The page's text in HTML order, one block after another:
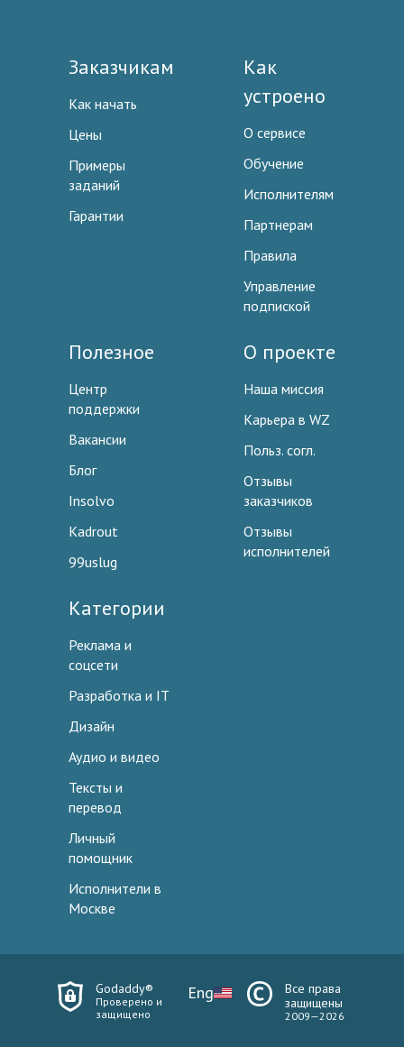
Заказчикам
Как начать
Цены
Примеры
заданий
Гарантии
Как
устроено
О сервисе
Обучение
Исполнителям
Партнерам
Правила
Управление
подпиской
Полезное
Центр
поддержки
Вакансии
Блог
Insolvo
Kadrout
99uslug
О проекте
Наша миссия
Карьера в WZ
Польз. согл.
Отзывы
заказчиков
Отзывы
исполнителей
Категории
Реклама и
соцсети
Разработка и IT
Дизайн
Аудио и видео
Тексты и
перевод
Личный
помощник
Исполнители в
Москве
Godaddy®
Проверено и
защищено
Eng
Все права
защищены
2009—2026